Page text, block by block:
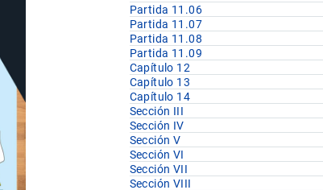
Partida 11.06
Partida 11.07
Partida 11.08
Partida 11.09
Capítulo 12
Capítulo 13
Capítulo 14
Sección III
Sección IV
Sección V
Sección VI
Sección VII
Sección VIII